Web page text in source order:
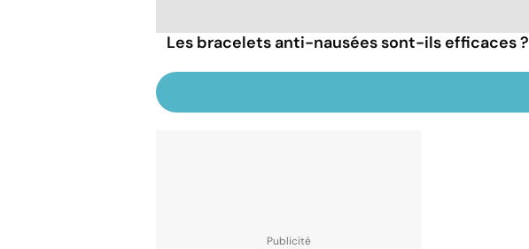
Les bracelets anti-nausées sont-ils efficaces ?